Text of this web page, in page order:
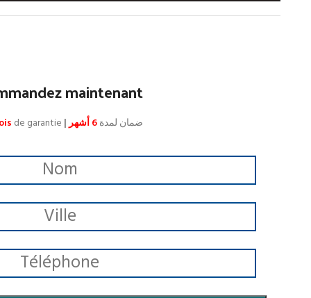
maintenant
de garantie | ضمان لمدة6 أشهر